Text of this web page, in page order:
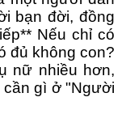
bạn đời, đồng
Nếu chỉ có
đủ không con?
nữ nhiều hơn,
gì ở "Người